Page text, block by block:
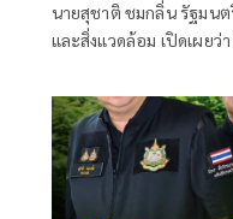
นายสุชาติ ชมกลิ่น รัฐมน
และสิ่งแวดล้อม เปิดเผยว่
อาณาจักร (กอ.รมน.) แล